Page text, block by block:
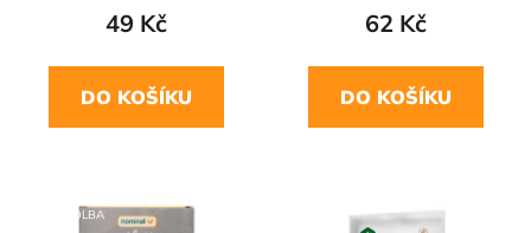
49 Kč
DO KOŠÍKU
62 Kč
DO KOŠÍKU
VOLBA